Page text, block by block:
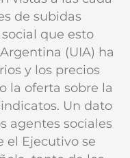
de subidas
que esto
(UIA) ha
y los precios
la oferta sobre la
Un dato
agentes sociales
el Ejecutivo se